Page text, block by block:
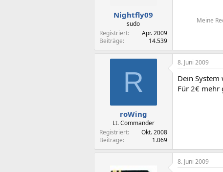
Nightfly09
sudo
Registriert
Apr. 2009
Beiträge
14.539
Meine
R
roWing
Lt. Commander
Registriert
Okt. 2008
Beiträge
1.069
8. Juni 2009
Dein
Für 2€ mehr
8. Juni 2009